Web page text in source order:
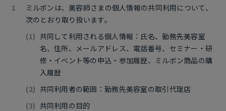
ミルボンは、美容師さまの個人情報の共同利用について、
次のとおり取り扱います。
共同して利用される個人情報：氏名、勤務先美容室
名、住所、メールアドレス、電話番号、セミナー・研
修・イベント等の申込・参加履歴、ミルボン商品の購
入履歴
共同利用者の範囲：勤務先美容室の取引代理店
共同利用の目的